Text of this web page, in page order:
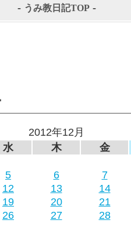
- うみ教日記TOP -
2012年12月
水 木 金
5 6
7
12 13
14
19 20
21
26 27
28